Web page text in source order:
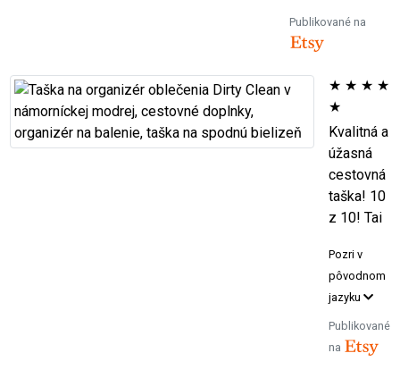
Publikované na
★ ★ ★ ★
★
Kvalitná a
úžasná
cestovná
taška! 10
z 10! Tai
Pozri v
pôvodnom
jazyku
Publikované
na